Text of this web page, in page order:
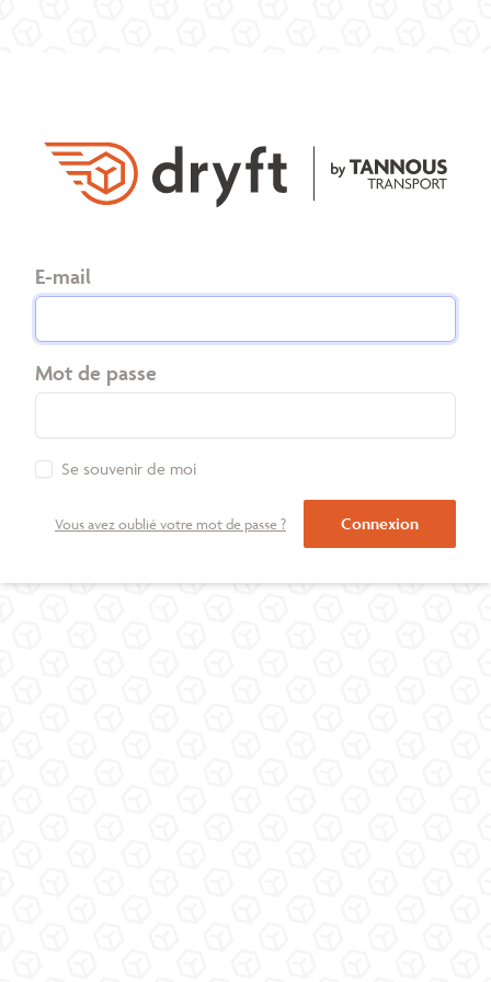
E-mail
Mot de passe
Se souvenir de moi
Vous avez oublié votre mot de passe ? Connexion